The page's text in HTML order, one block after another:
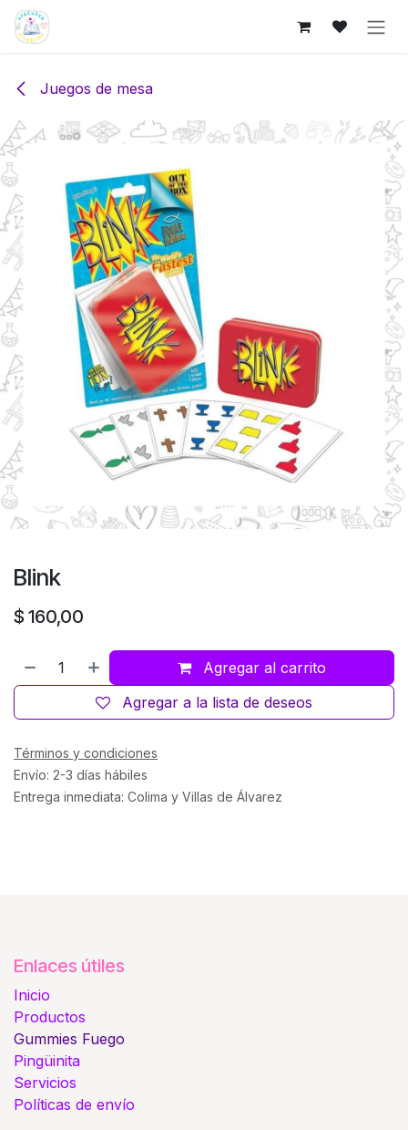
Ir al contenido
Juegos de mesa
Blink
$ 160,00
Agregar al carrito
Agregar a la lista de deseos
Términos y condiciones
Envío: 2-3 días hábiles
Entrega inmediata: Colima y Villas de Álvarez
Enlaces útiles
Inicio
Productos
Gummies Fuego
Pingüinita
Servicios
Políticas de envío